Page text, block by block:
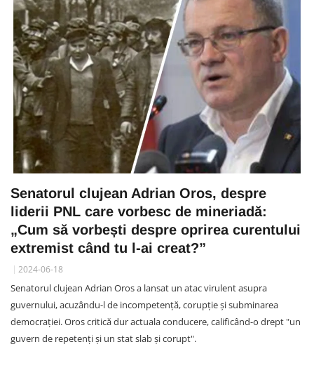
Senatorul clujean Adrian Oros, despre
liderii PNL care vorbesc de mineriadă:
„Cum să vorbești despre oprirea curentului
extremist când tu l-ai creat?”
2024-06-18
Senatorul clujean Adrian Oros a lansat un atac virulent asupra
guvernului, acuzându-l de incompetență, corupție și subminarea
democrației. Oros critică dur actuala conducere, calificând-o drept "un
guvern de repetenți și un stat slab și corupt".